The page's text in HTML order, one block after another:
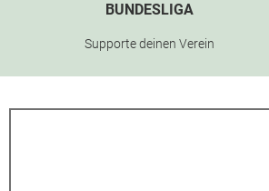
BUNDESLIGA
Supporte deinen Verein